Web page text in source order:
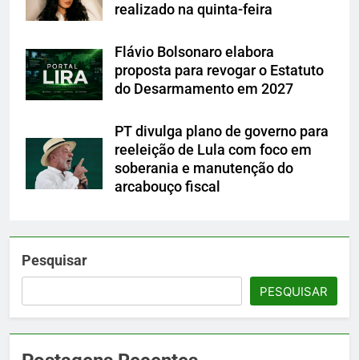
realizado na quinta-feira
Flávio Bolsonaro elabora
proposta para revogar o Estatuto
do Desarmamento em 2027
PT divulga plano de governo para
reeleição de Lula com foco em
soberania e manutenção do
arcabouço fiscal
Pesquisar
PESQUISAR